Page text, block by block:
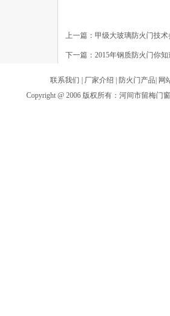
上一篇： 甲级大玻璃防火门技术
下一篇： 2015年钢质防火门你知
联系我们 厂家介绍 防火门产品 网
Copyright @ 2006 版权所有：河间市留梅门